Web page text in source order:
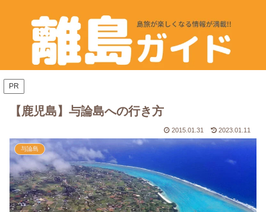
PR
【鹿児島】与論島への行き方
2015.01.31 2023.01.11
与論島